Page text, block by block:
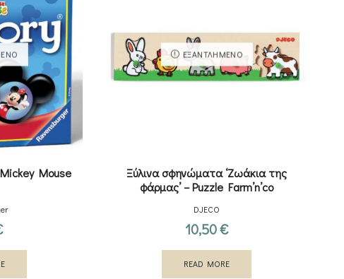
Mouse
ΕΞΑΝΤΛΗΜΈΝΟ
Ξύλινα σφηνώματα ‘Ζωάκια της
φάρμας’ – Puzzle Farm’n’co
DJECO
10,50€
READ MORE